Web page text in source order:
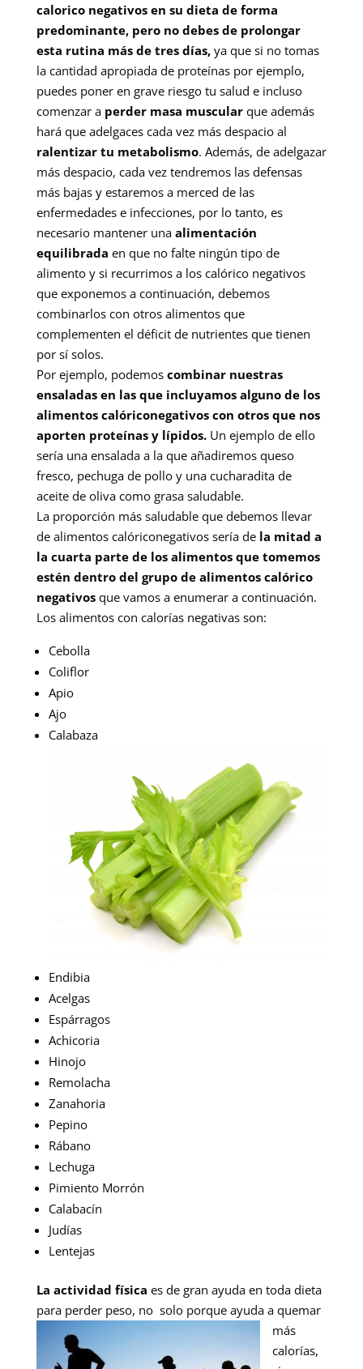
calorico negativos en su dieta de forma
predominante, pero no debes de prolongar
esta rutina más de tres días,ya que si no tomas
la cantidad apropiada de proteínas por ejemplo,
puedes poner en grave riesgo tu salud e incluso
comenzar a perder masa muscularque además
hará que adelgaces cada vez más despacio al
ralentizar tu metabolismo. Además, de adelgazar
más despacio, cada vez tendremos las defensas
más bajas y estaremos a merced de las
enfermedades e infecciones, por lo tanto, es
necesario mantener una alimentación
equilibrada en que no falte ningún tipo de
alimento y si recurrimos a los calórico negativos
que exponemos a continuación, debemos
combinarlos con otros alimentos que
complementen el déficit de nutrientes que tienen
por sí solos.
Por ejemplo, podemos combinar nuestras
ensaladas en las que incluyamos alguno de los
alimentos calóriconegativos con otros que nos
aporten proteínas y lípidos.Un ejemplo de ello
sería una ensalada a la que añadiremos queso
fresco, pechuga de pollo y una cucharadita de
aceite de oliva como grasa saludable.
La proporción más saludable que debemos llevar
de alimentos calóriconegativos sería de la mitad a
la cuarta parte de los alimentos que tomemos
estén dentro del grupo de alimentos calórico
negativosque vamos a enumerar a continuación.
Los alimentos con calorías negativas son:
Cebolla
Coliflor
Apio
Ajo
Calabaza
Endibia
Acelgas
Espárragos
Achicoria
Hinojo
Remolacha
Zanahoria
Pepino
Rábano
Lechuga
Pimiento Morrón
Calabacín
Judías
Lentejas
La actividad física es de gran ayuda en toda dieta
para perder peso, no solo porque ayuda a quemar
más
calorías,